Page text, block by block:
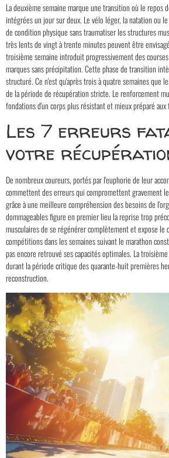
La deuxième semaine marque une transition où le
intégrées un jour sur deux. Le vélo léger, la natation ou
de condition physique sans traumatiser les structures
très lents de vingt à trente minutes peuvent être
troisième semaine introduit progressivement des
marques sans précipitation. Cette phase de transition
structuré. Ce n'est qu'après trois à quatre semaines que
de la période de récupération stricte. Le renforcement
fondations d'un corps plus résistant et mieux préparé
Les 7 erreurs
votre
De nombreux coureurs, portés par l'euphorie de leur
commettent des erreurs qui compromettent gravement
grâce à une meilleure compréhension des besoins de
dommageables figure en premier lieu la reprise trop
musculaires de se régénérer complètement et expose le
compétitions dans les semaines suivant le marathon
pas encore retrouvé ses capacités optimales. La
durant la période critique des quarante-huit premières
reconstruction.